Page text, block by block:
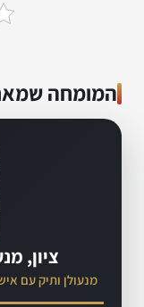
המומחה
ציון,
מנעולן ותיק עם